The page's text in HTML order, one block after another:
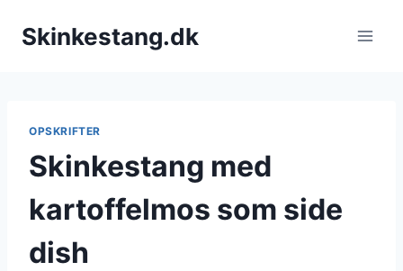
Skinkestang.dk
OPSKRIFTER
Skinkestang med
kartoffelmos som side
dish